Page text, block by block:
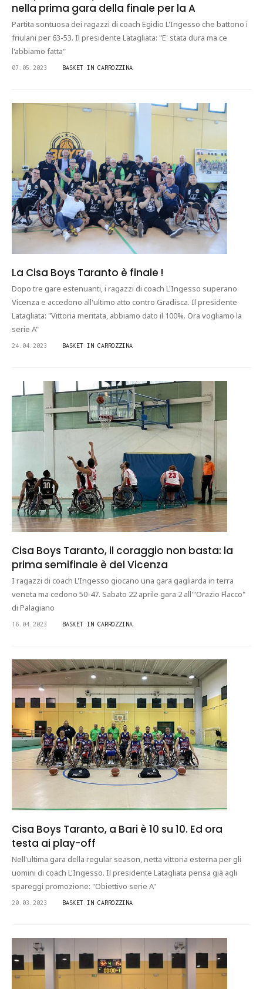
nella prima gara della finale per la A
Partita sontuosa dei ragazzi di coach Egidio L'Ingesso che battono i
friulani per 63-53. Il presidente Latagliata: "E' stata dura ma ce
l'abbiamo fatta"
07.05.2023 BASKET IN CARROZZINA
La Cisa Boys Taranto è finale !
Dopo tre gare estenuanti, i ragazzi di coach L'Ingesso superano
Vicenza e accedono all'ultimo atto contro Gradisca. Il presidente
Latagliata: "Vittoria meritata, abbiamo dato il 100%. Ora vogliamo la
serie A"
24.04.2023 BASKET IN CARROZZINA
Cisa Boys Taranto, il coraggio non basta: la
prima semifinale è del Vicenza
I ragazzi di coach L'Ingesso giocano una gara gagliarda in terra
veneta ma cedono 50-47. Sabato 22 aprile gara 2 all'"Orazio Flacco"
di Palagiano
16.04.2023 BASKET IN CARROZZINA
Cisa Boys Taranto, a Bari è 10 su 10. Ed ora
testa ai play-off
Nell'ultima gara della regular season, netta vittoria esterna per gli
uomini di coach L'Ingesso. Il presidente Latagliata pensa già agli
spareggi promozione: "Obiettivo serie A"
20.03.2023 BASKET IN CARROZZINA